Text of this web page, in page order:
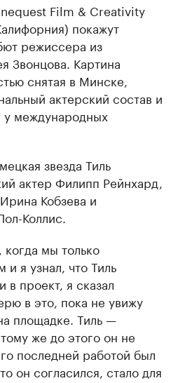
Film & Creativity
покажут
режиссера из
Звонцова. Картина
снятая в Минске,
актерский состав и
у международных
звезда Тиль
актер Филипп Рейнхард,
Кобзева и
Коллис.
когда мы только
и я узнал, что Тиль
проект, я сказал
в это, пока не увижу
площадке. Тиль —
же до этого он не
последней работой был
он согласился, стало для